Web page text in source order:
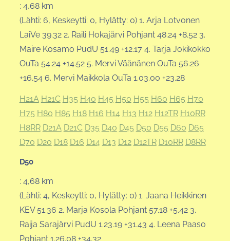
: 4,68 km
(Lähti: 6, Keskeytti: 0, Hylätty: 0) 1. Arja Lotvonen
LaiVe 39.32 2. Raili Hokajärvi Pohjant 48.24 +8.52 3.
Maire Kosamo PudU 51.49 +12.17 4. Tarja Jokikokko
OuTa 54.24 +14.52 5. Mervi Väänänen OuTa 56.26
+16.54 6. Mervi Maikkola OuTa 1.03.00 +23.28
H21A H21C H35 H40 H45 H50 H55 H60 H65 H70
H75 H80 H85 H18 H16 H14 H13 H12 H12TR H10RR
H8RR D21A D21C D35 D40 D45 D50 D55 D60 D65
D70 D20 D18 D16 D14 D13 D12 D12TR D10RR D8RR
D50
: 4,68 km
(Lähti: 4, Keskeytti: 0, Hylätty: 0) 1. Jaana Heikkinen
KEV 51.36 2. Marja Kosola Pohjant 57.18 +5.42 3.
Raija Sarajärvi PudU 1.23.19 +31.43 4. Leena Paaso
Pohjant 1.26.08 +34.32